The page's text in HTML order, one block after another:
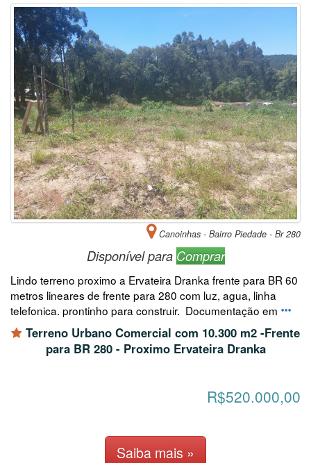
Canoinhas - Bairro Piedade - Br 280
Disponível para Comprar
Lindo terreno proximo a Ervateira Dranka frente para BR 60
metros lineares de frente para 280 com luz, agua, linha
telefonica. prontinho para construir. Documentação em
Terreno Urbano Comercial com 10.300 m2 -Frente
para BR 280 - Proximo Ervateira Dranka
R$520.000,00
Saiba mais »